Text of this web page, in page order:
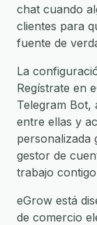
chat cuando
clientes para
fuente de
La
Regístrate en
Telegram
entre ellas y
personalizada
gestor de
trabajo
eGrow está
de comercio